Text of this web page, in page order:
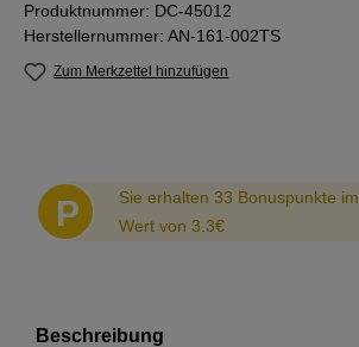
Produktnummer: DC-45012
Herstellernummer: AN-161-002TS
Zum Merkzettel hinzufügen
P
Sie erhalten 33 Bonuspunkte im
Wert von 3.3€
Beschreibung